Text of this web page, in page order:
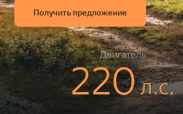
Получить предложение
Двигатель
220л.c.